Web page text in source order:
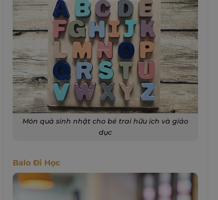
Món quà sinh nhật cho bé trai hữu ích và giáo
dục
Balo Đi Học